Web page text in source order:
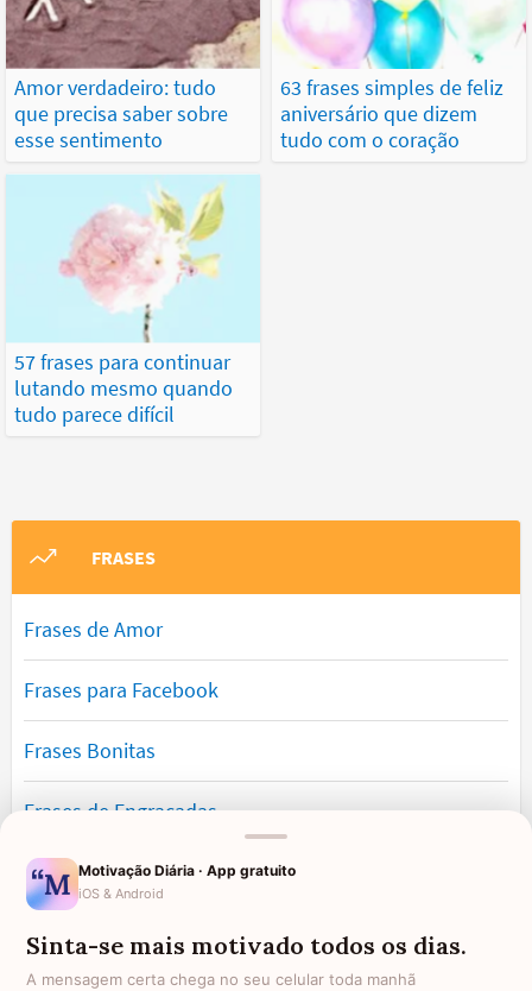
Amor verdadeiro: tudo
que precisa saber sobre
esse sentimento
63 frases simples de feliz
aniversário que dizem
tudo com o coração
57 frases para continuar
lutando mesmo quando
tudo parece difícil
FRASES
Frases de Amor
Frases para Facebook
Frases Bonitas
Frases de Engraçadas
Frases Românticas
Frases de Reflexão
Motivação Diária · App gratuito
iOS & Android
Sinta-se mais motivado todos os dias.
A mensagem certa chega no seu celular toda manhã